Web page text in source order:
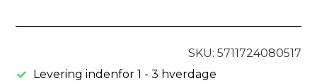
SKU: 5711724080517
Levering indenfor 1 - 3 hverdage